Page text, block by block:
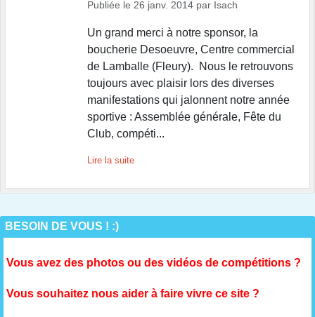
Publiée le 26 janv. 2014 par Isach
Un grand merci à notre sponsor, la
boucherie Desoeuvre, Centre commercial
de Lamballe (Fleury). Nous le retrouvons
toujours avec plaisir lors des diverses
manifestations qui jalonnent notre année
sportive : Assemblée générale, Fête du
Club, compéti...
Lire la suite
BESOIN DE VOUS ! :)
Vous avez des photos ou des vidéos de compétitions ?
Vous souhaitez nous aider à faire vivre ce site ?